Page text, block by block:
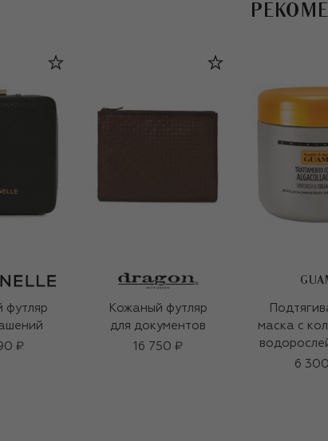
футляр
₽
Кожаный футляр
для документов
16 750 ₽
маска с
6